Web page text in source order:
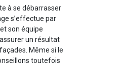
à se débarrasser
s’effectue par
son équipe
un résultat
Même si le
toutefois